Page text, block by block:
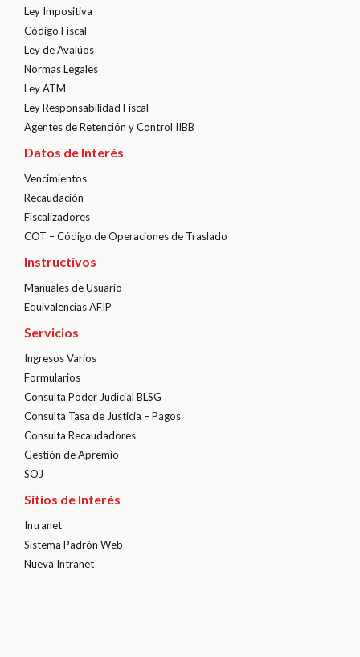
Ley Impositiva
Código Fiscal
Ley de Avalúos
Normas Legales
Ley ATM
Ley Responsabilidad Fiscal
Agentes de Retención y Control IIBB
Datos de Interés
Vencimientos
Recaudación
Fiscalizadores
COT – Código de Operaciones de Traslado
Instructivos
Manuales de Usuario
Equivalencias AFIP
Servicios
Ingresos Varios
Formularios
Consulta Poder Judicial BLSG
Consulta Tasa de Justicia – Pagos
Consulta Recaudadores
Gestión de Apremio
SOJ
Sitios de Interés
Intranet
Sistema Padrón Web
Nueva Intranet